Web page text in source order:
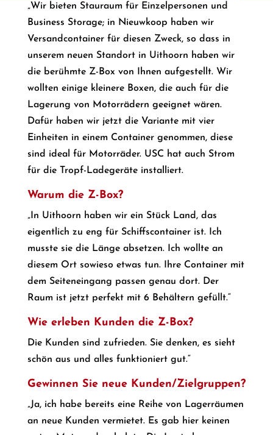
„Wir bieten Stauraum für Einzelpersonen und
Business Storage; in Nieuwkoop haben wir
Versandcontainer für diesen Zweck, so dass in
unserem neuen Standort in Uithoorn haben wir
die berühmte Z-Box von Ihnen aufgestellt. Wir
wollten einige kleinere Boxen, die auch für die
Lagerung von Motorrädern geeignet wären.
Dafür haben wir jetzt die Variante mit vier
Einheiten in einem Container genommen, diese
sind ideal für Motorräder. USC hat auch Strom
für die Tropf-Ladegeräte installiert.
Warum die Z-Box?
„In Uithoorn haben wir ein Stück Land, das
eigentlich zu eng für Schiffscontainer ist. Ich
musste sie die Länge absetzen. Ich wollte an
diesem Ort sowieso etwas tun. Ihre Container mit
dem Seiteneingang passen genau dort. Der
Raum ist jetzt perfekt mit 6 Behältern gefüllt.“
Wie erleben Kunden die Z-Box?
Die Kunden sind zufrieden. Sie denken, es sieht
schön aus und alles funktioniert gut.“
Gewinnen Sie neue Kunden/Zielgruppen?
„Ja, ich habe bereits eine Reihe von Lagerräumen
an neue Kunden vermietet. Es gab hier keinen